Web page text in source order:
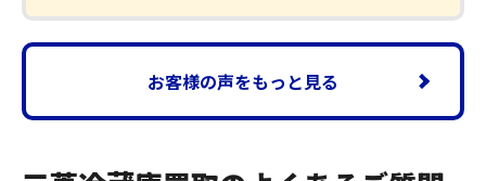
お客様の声をもっと見る